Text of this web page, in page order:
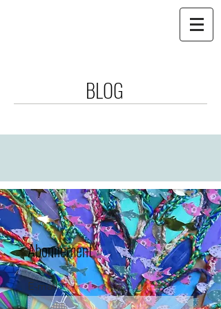
BLOG
Abonnement
E-mail